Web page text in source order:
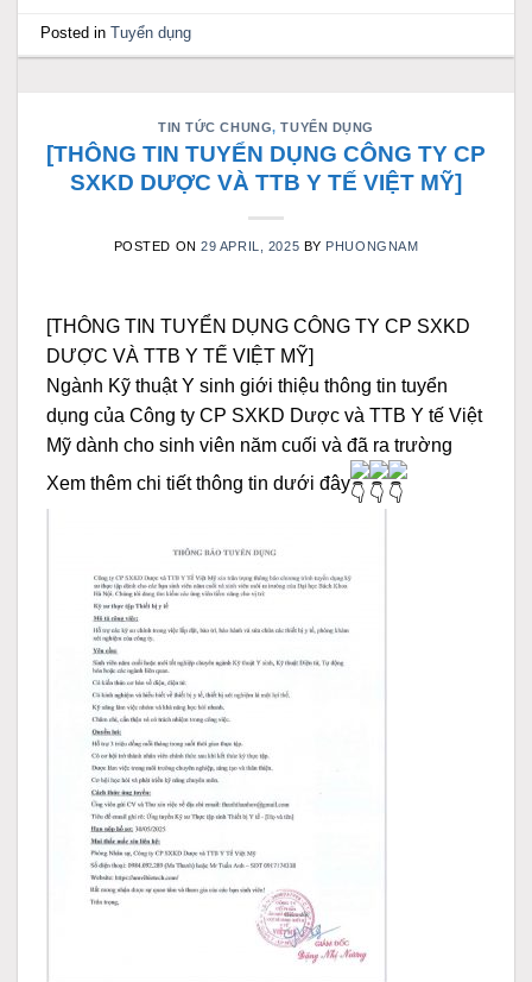
Posted inTuyển dụng
TIN TỨC CHUNG,TUYỂN DỤNG
[THÔNG TIN TUYỂN DỤNG CÔNG TY CP
SXKD DƯỢC VÀ TTB Y TẾ VIỆT MỸ]
POSTED ON29 APRIL, 2025 BY PHUONGNAM
[THÔNG TIN TUYỂN DỤNG CÔNG TY CP SXKD
DƯỢC VÀ TTB Y TẾ VIỆT MỸ]
Ngành Kỹ thuật Y sinh giới thiệu thông tin tuyển
dụng của Công ty CP SXKD Dược và TTB Y tế Việt
Mỹ dành cho sinh viên năm cuối và đã ra trường
Xem thêm chi tiết thông tin dưới đây